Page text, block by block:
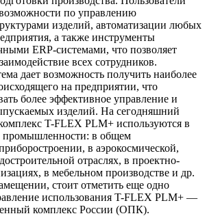
по управлению
изделий, автоматизации любых
а также инструменты
ERP-системами, что позволяет
всех сотрудников.
дает возможность получить наиболее
на предприятии, что
более эффективное управление и
изделий. На сегодняшний
T-FLEX PLM+ используются в
промышленности: в общем
в аэрокосмической,
отраслях, в проектно-
в мебельном производстве и др.
стоит отметить еще одно
использования T-FLEX PLM+ —
комплекс России (ОПК).